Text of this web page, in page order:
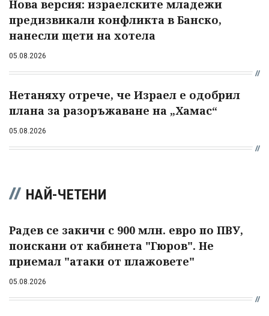
Нова версия: израелските младежи
предизвикали конфликта в Банско,
нанесли щети на хотела
05.08.2026
Нетаняху отрече, че Израел е одобрил
плана за разоръжаване на „Хамас“
05.08.2026
НАЙ-ЧЕТЕНИ
Радев се закичи с 900 млн. евро по ПВУ,
поискани от кабинета "Гюров". Не
приемал "атаки от плажовете"
05.08.2026